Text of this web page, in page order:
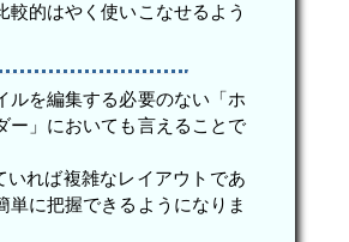
較的はやく使いこなせるよう
ルを編集する必要のない「ホ
ー」においても言えることで
いれば複雑なレイアウトであ
単に把握できるようになりま